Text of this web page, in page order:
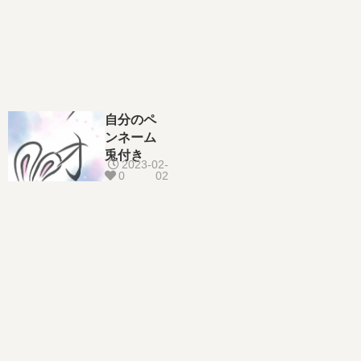
自分のペ
ンネーム
兎付き
0
2023-02-
02